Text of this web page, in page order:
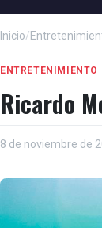
Inicio/
ENTRETENIMIENTO
Ricardo
8 de noviembre de